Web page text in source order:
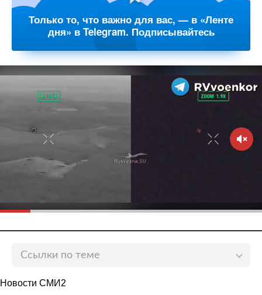
Только то, что важно для вас, — в «Ленте
дня» в Telegram. Подписывайтесь
Ссылки по теме
Афганистана талибами
Новости СМИ2